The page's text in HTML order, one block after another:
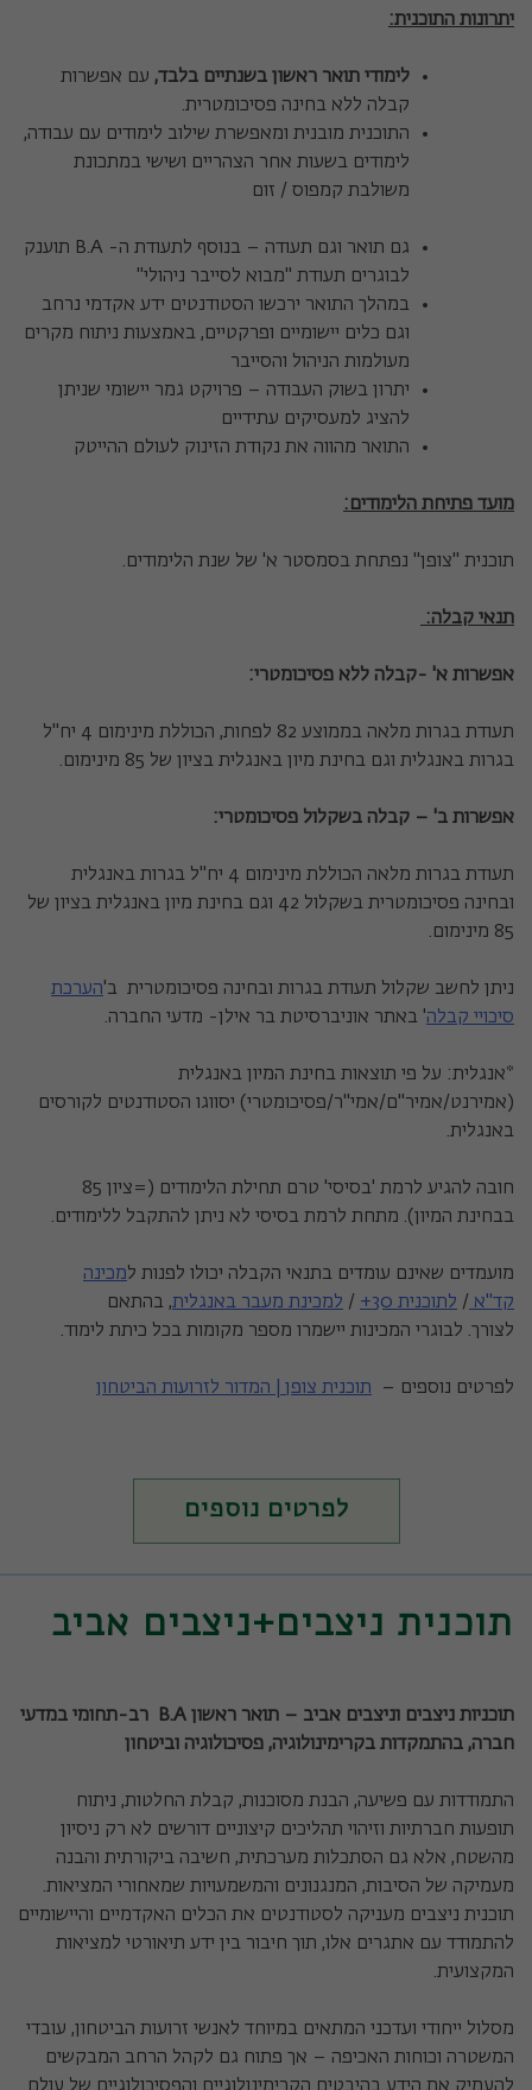
יתרונות התוכנית:
לימודי תואר ראשון בשנתיים בלבד, עם אפשרות
קבלה ללא בחינה פסיכומטרית.
התוכנית מובנית ומאפשרת שילוב לימודים עם עבודה,
לימודים בשעות אחר הצהריים ושישי במתכונת
משולבת קמפוס / זום
גם תואר וגם תעודה – בנוסף לתעודת ה- B.A תוענק
לבוגרים תעודת "מבוא לסייבר ניהולי"
במהלך התואר ירכשו הסטודנטים ידע אקדמי נרחב
וגם כלים יישומיים ופרקטיים, באמצעות ניתוח מקרים
מעולמות הניהול והסייבר
יתרון בשוק העבודה – פרויקט גמר יישומי שניתן
להציג למעסיקים עתידיים
התואר מהווה את נקודת הזינוק לעולם ההייטק
מועד פתיחת הלימודים:
תוכנית "צופן" נפתחת בסמסטר א' של שנת הלימודים.
תנאי קבלה:
אפשרות א' -קבלה ללא פסיכומטרי:
תעודת בגרות מלאה בממוצע 82 לפחות, הכוללת מינימום 4 יח"ל
בגרות באנגלית וגם בחינת מיון באנגלית בציון של 85 מינימום.
אפשרות ב' – קבלה בשקלול פסיכומטרי:
תעודת בגרות מלאה הכוללת מינימום 4 יח"ל בגרות באנגלית
ובחינה פסיכומטרית בשקלול 42 וגם בחינת מיון באנגלית בציון של
85 מינימום.
ניתן לחשב שקלול תעודת בגרות ובחינה פסיכומטרית ב'הערכת
סיכויי קבלה' באתר אוניברסיטת בר אילן- מדעי החברה.
*אנגלית: על פי תוצאות בחינת המיון באנגלית
(אמירנט/אמיר"ם/אמי"ר/פסיכומטרי) יסווגו הסטודנטים לקורסים
באנגלית.
בבחינת המיון). מתחת לרמת בסיסי לא ניתן להתקבל ללימודים.
מועמדים שאינם עומדים בתנאי הקבלה יכולו לפנות למכינה
קד"א / לתוכנית 30+ / למכינת מעבר באנגלית, בהתאם
לצורך. לבוגרי המכינות יישמרו מספר מקומות בכל כיתת לימוד.
לפרטים נוספים – תוכנית צופן | המדור לזרועות הביטחון
לפרטים נוספים
תוכנית ניצבים+ניצבים אביב
תוכניות ניצבים וניצבים אביב – תואר ראשון B.A
רב-תחומי במדעי
חברה, בהתמקדות בקרימינולוגיה, פסיכולוגיה וביטחון
התמודדות עם פשיעה, הבנת מסוכנות, קבלת החלטות, ניתוח
תופעות חברתיות וזיהוי תהליכים קיצוניים דורשים לא רק ניסיון
מהשטח, אלא גם הסתכלות מערכתית, חשיבה ביקורתית והבנה
מעמיקה של הסיבות, המנגנונים והמשמעויות שמאחורי המציאות.
תוכנית ניצבים מעניקה לסטודנטים את הכלים האקדמיים והיישומיים
להתמודד עם אתגרים אלו, תוך חיבור בין ידע תיאורטי למציאות
המקצועית.
מסלול ייחודי ועדכני המתאים במיוחד לאנשי זרועות הביטחון, עובדי
המשטרה וכוחות האכיפה – אך פתוח גם לקהל הרחב המבקשים